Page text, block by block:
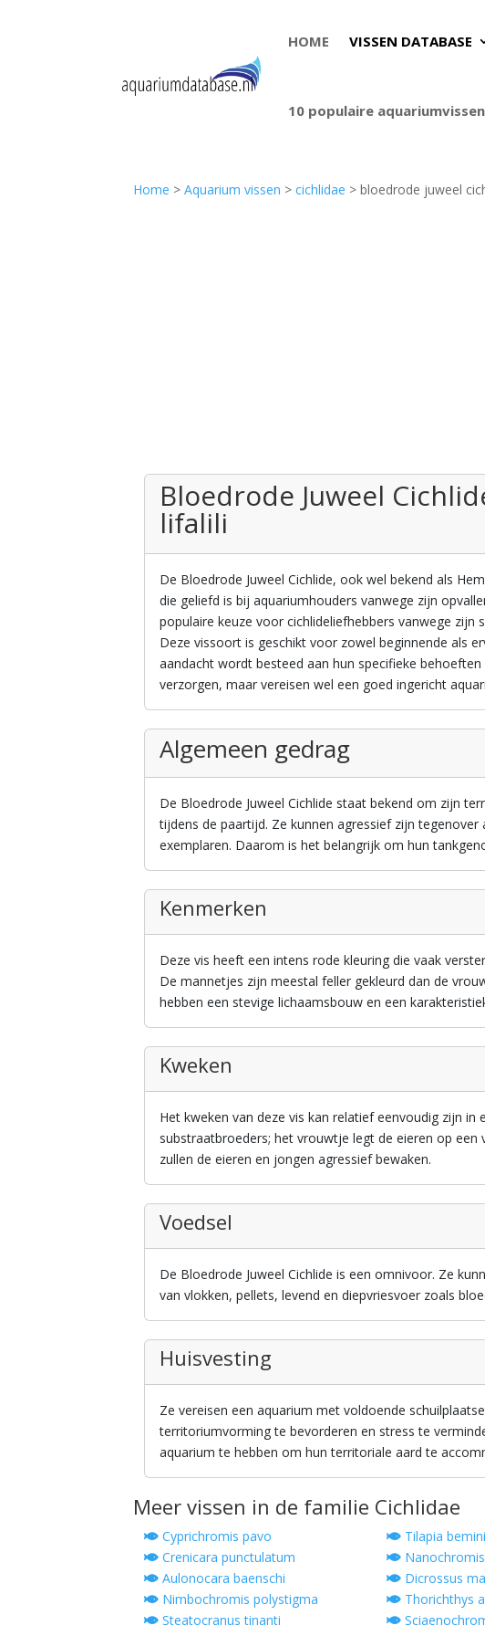
HOME VISSEN DATABASE
10 populaire aquariumvissen
Home >Aquarium vissen >cichlidae > bloedrode juweel
Bloedrode Juweel
lifalili
De Bloedrode Juweel Cichlide, ook wel bekend als
die geliefd is bij aquariumhouders vanwege zijn
populaire keuze voor cichlideliefhebbers vanwege zijn
Deze vissoort is geschikt voor zowel beginnende als
aandacht wordt besteed aan hun specifieke
verzorgen, maar vereisen wel een goed ingericht
Algemeen gedrag
De Bloedrode Juweel Cichlide staat bekend om zijn
tijdens de paartijd. Ze kunnen agressief zijn
exemplaren. Daarom is het belangrijk om hun
Kenmerken
Deze vis heeft een intens rode kleuring die vaak
De mannetjes zijn meestal feller gekleurd dan de
hebben een stevige lichaamsbouw en een
Kweken
Het kweken van deze vis kan relatief eenvoudig zijn in
substraatbroeders; het vrouwtje legt de eieren op
zullen de eieren en jongen agressief bewaken.
Voedsel
De Bloedrode Juweel Cichlide is een omnivoor. Ze
van vlokken, pellets, levend en diepvriesvoer zoals
Huisvesting
Ze vereisen een aquarium met voldoende
territoriumvorming te bevorderen en stress te
aquarium te hebben om hun territoriale aard te
Meer vissen in de familie Cichlidae
Cyprichromis pavo
Tilapia bemini
Crenicara punctulatum
Aulonocara baenschi
Dicrossus
Nimbochromis polystigma
Thorichthys
Steatocranus tinanti